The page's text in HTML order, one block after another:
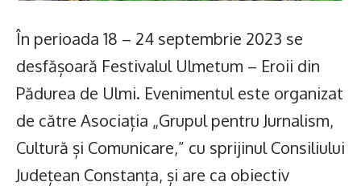
În perioada 18 – 24 septembrie 2023 se
desfășoară Festivalul Ulmetum – Eroii din
Pădurea de Ulmi. Evenimentul este organizat
de către Asociația „Grupul pentru Jurnalism,
Cultură și Comunicare,” cu sprijinul Consiliului
Județean Constanța, și are ca obiectiv